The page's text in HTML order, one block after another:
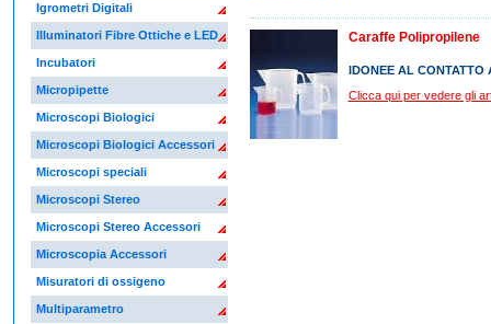
Igrometri Digitali
Illuminatori Fibre Ottiche e LED
Incubatori
Micropipette
Microscopi Biologici
Microscopi Biologici Accessori
Microscopi speciali
Microscopi Stereo
Microscopi Stereo Accessori
Microscopia Accessori
Misuratori di ossigeno
Multiparametro
Caraffe Polipropilene
IDONEE AL CONTATTO
Clicca qui per vedere gli